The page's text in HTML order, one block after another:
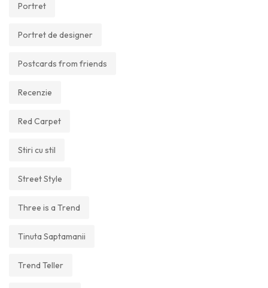
Portret
Portret de designer
Postcards from friends
Recenzie
Red Carpet
Stiri cu stil
Street Style
Three is a Trend
Tinuta Saptamanii
Trend Teller